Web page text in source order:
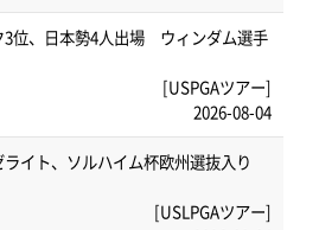
3位、日本勢4人出場 ウィンダム選手
[USPGAツアー]
2026-08-04
イト、ソルハイム杯欧州選抜入り
[USLPGAツアー]